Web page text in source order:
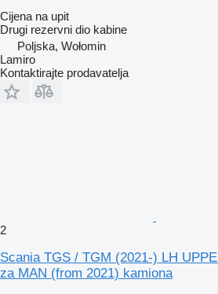
Cijena na upit
Drugi rezervni dio kabine
Poljska, Wołomin
Lamiro
Kontaktirajte prodavatelja
2
Scania TGS / TGM (2021-) LH
za MAN (from 2021) kamiona